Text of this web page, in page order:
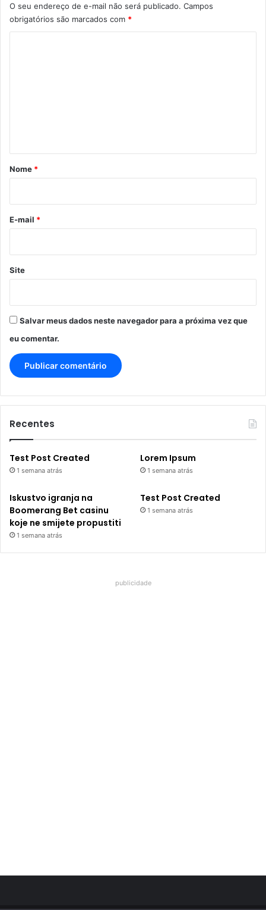
O seu endereço de e-mail não será publicado. Campos
obrigatórios são marcados com *
r
*
Nome *
E-mail *
Site
Salvar meus dados neste navegador para a próxima vez que
eu comentar.
Recentes
Test Post Created
1 semana atrás
Lorem Ipsum
1 semana atrás
Iskustvo igranja na
Boomerang Bet casinu
koje ne smijete propustiti
1 semana atrás
Test Post Created
1 semana atrás
publicidade